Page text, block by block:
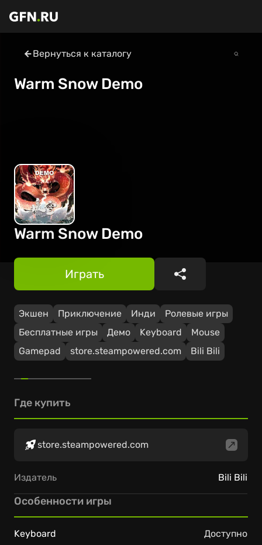
Вернуться к каталогу
Warm Snow Demo
Warm Snow Demo
Экшен Приключение Инди
Ролевые игры
Бесплатные игры
Демо Keyboard
Mouse
Gamepad
store.steampowered.com Bili Bili
Играть Поделиться
Где купить
store.steampowered.com
Издатель Bili Bili
Особенности игры
Keyboard Доступно